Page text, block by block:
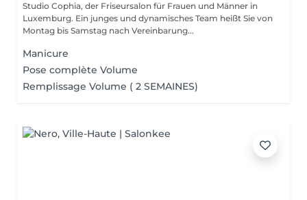
Studio Cophia, der Friseursalon für Frauen und Männer in
Luxemburg. Ein junges und dynamisches Team heißt Sie von
Montag bis Samstag nach Vereinbarung...
Manicure
Pose complète Volume
Remplissage Volume ( 2 SEMAINES)